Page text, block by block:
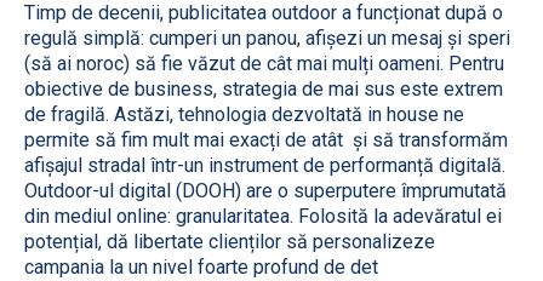
Timp de decenii, publicitatea outdoor a funcționat după o
regulă simplă: cumperi un panou, afișezi un mesaj și speri
(să ai noroc) să fie văzut de cât mai mulți oameni. Pentru
obiective de business, strategia de mai sus este extrem
de fragilă. Astăzi, tehnologia dezvoltată in house ne
permite să fim mult mai exacți de atât și să transformăm
afișajul stradal într-un instrument de performanță digitală.
Outdoor-ul digital (DOOH) are o superputere împrumutată
din mediul online: granularitatea. Folosită la adevăratul ei
potențial, dă libertate clienților să personalizeze
campania la un nivel foarte profund de det